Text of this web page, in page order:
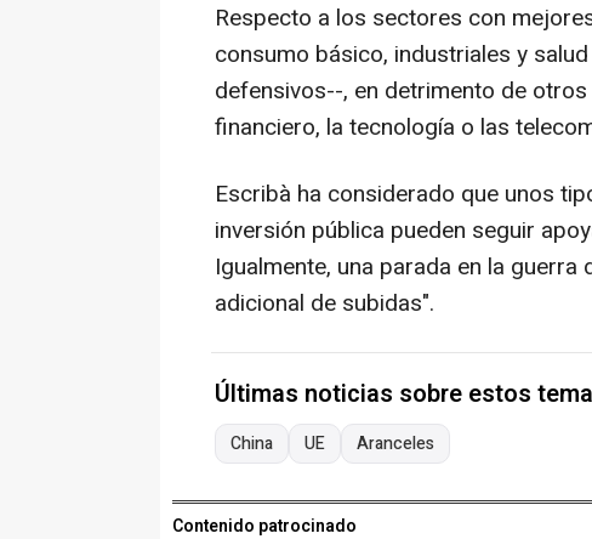
Respecto a los sectores con
consumo básico, industriales y
defensivos--, en detrimento de
financiero, la tecnología o las
Escribà ha considerado que unos
inversión pública pueden seguir
Igualmente, una parada en la guerra
adicional de subidas".
Últimas noticias sobre estos
China UE Aranceles
Contenido patrocinado